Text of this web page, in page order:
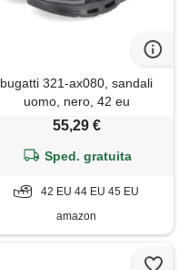
bugatti 321-ax080, sandali
uomo, nero, 42 eu
55,29 €
Sped. gratuita
42 EU 44 EU 45 EU
amazon